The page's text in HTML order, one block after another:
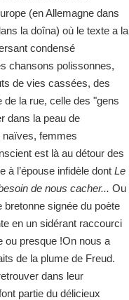
(en Allemagne dans
la doîna) où le texte a la
condensé
chansons polissonnes,
de vies cassées, des
la rue, celle des "gens
dans la peau de
naïves, femmes
est là au détour des
à l’épouse infidèle dont Le
de nous cacher... Ou
bretonne signée du poète
en un sidérant raccourci
ou presque !On nous a
de la plume de Freud.
dans leur
partie du délicieux